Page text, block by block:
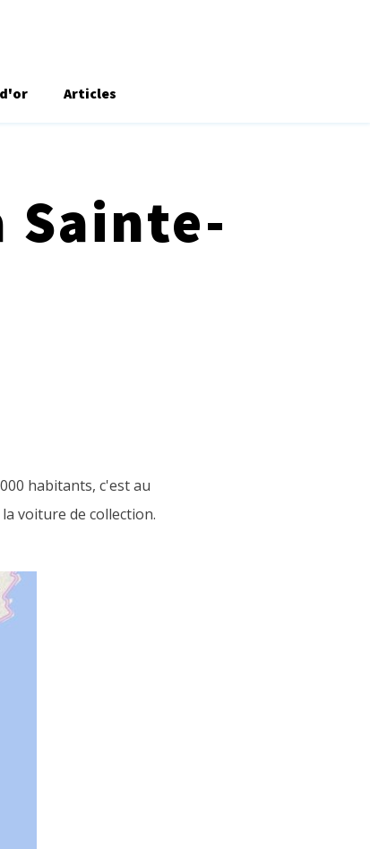
Articles
Sainte-
habitants, c'est au
voiture de collection.